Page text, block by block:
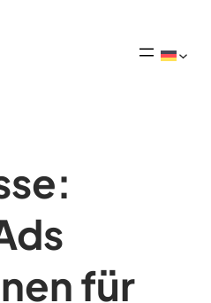
für